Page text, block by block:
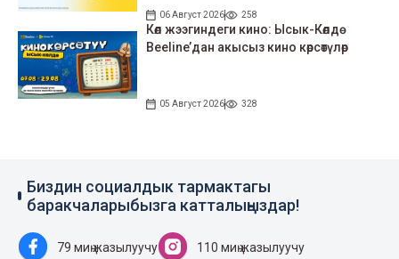
06 Август 2026 258
Көл жээгиндеги кино: Ысык-Көлдө
Beeline’дан акысыз кино көрсөтүлөр
05 Август 2026 328
Биздин социалдык тармактагы
баракчаларыбызга катталыңыздар!
79 миң жазылуучу 110 миң жазылуучу